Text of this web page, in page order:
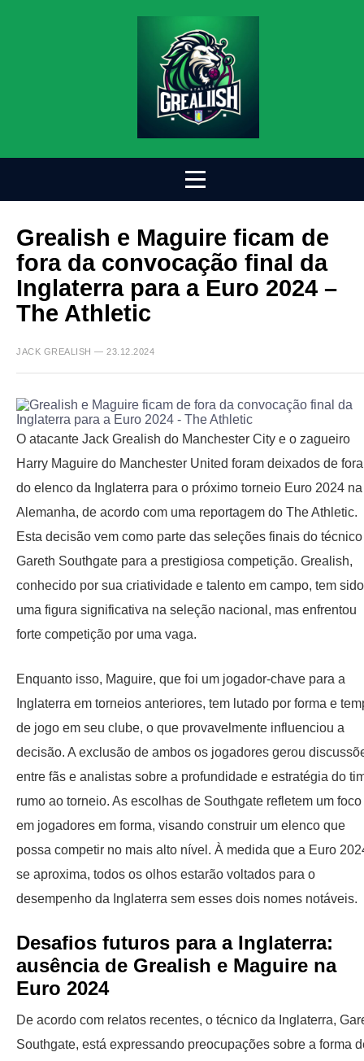
Grealish e Maguire ficam de
fora da convocação final da
Inglaterra para a Euro 2024 –
The Athletic
JACK GREALISH — 23.12.2024
O atacante Jack Grealish do Manchester City e o zagueiro
Harry Maguire do Manchester United foram deixados de fora
do elenco da Inglaterra para o próximo torneio Euro 2024 na
Alemanha, de acordo com uma reportagem do The Athletic.
Esta decisão vem como parte das seleções finais do técnico
Gareth Southgate para a prestigiosa competição. Grealish,
conhecido por sua criatividade e talento em campo, tem sido
uma figura significativa na seleção nacional, mas enfrentou
forte competição por uma vaga.
Enquanto isso, Maguire, que foi um jogador-chave para a
Inglaterra em torneios anteriores, tem lutado por forma e
de jogo em seu clube, o que provavelmente influenciou a
decisão. A exclusão de ambos os jogadores gerou
entre fãs e analistas sobre a profundidade e estratégia do
rumo ao torneio. As escolhas de Southgate refletem um foco
em jogadores em forma, visando construir um elenco que
possa competir no mais alto nível. À medida que a Euro
se aproxima, todos os olhos estarão voltados para o
desempenho da Inglaterra sem esses dois nomes notáveis.
Desafios futuros para a Inglaterra:
ausência de Grealish e Maguire na
Euro 2024
De acordo com relatos recentes, o técnico da Inglaterra,
Southgate, está expressando preocupações sobre a forma